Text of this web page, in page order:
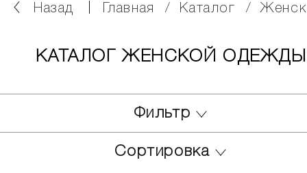
Назад главная каталог
КАТАЛОГ ЖЕНСКОЙ ОДЕЖДЫ
Фильтр
Сортировка